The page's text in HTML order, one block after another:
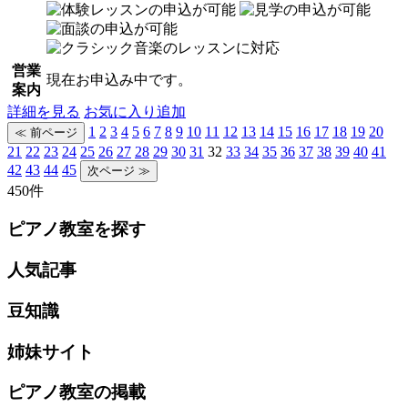
営業
案内
現在お申込み中です。
詳細を見る お気に入り追加
1 2 3 4 5 6 7 8 9 10 11 12 13 14 15 16 17 18 19 20
21 22 23 24 25 26 27 28 29 30 31 32 33 34 35 36 37 38 39 40 41
42 43 44 45
450件
ピアノ教室を探す
人気記事
豆知識
姉妹サイト
ピアノ教室の掲載